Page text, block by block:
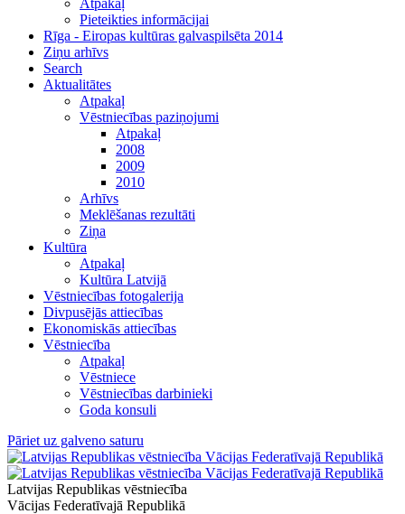
Atpakaļ
Pieteikties informācijai
Rīga - Eiropas kultūras galvaspilsēta 2014
Ziņu arhīvs
Search
Aktualitātes
Atpakaļ
Vēstniecības paziņojumi
Atpakaļ
2008
2009
2010
Arhīvs
Meklēšanas rezultāti
Ziņa
Kultūra
Atpakaļ
Kultūra Latvijā
Vēstniecības fotogalerija
Divpusējās attiecības
Ekonomiskās attiecības
Vēstniecība
Atpakaļ
Vēstniece
Vēstniecības darbinieki
Goda konsuli
Pāriet uz galveno saturu
Latvijas Republikas vēstniecība
Vācijas Federatīvajā Republikā